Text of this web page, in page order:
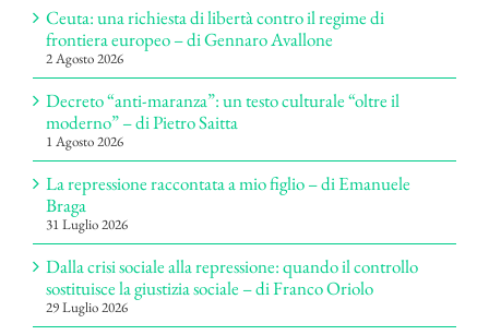
Ceuta: una richiesta di libertà contro il regime di
frontiera europeo – di Gennaro Avallone
2 Agosto 2026
Decreto “anti-maranza”: un testo culturale “oltre il
moderno” – di Pietro Saitta
1 Agosto 2026
La repressione raccontata a mio figlio – di Emanuele
Braga
31 Luglio 2026
Dalla crisi sociale alla repressione: quando il controllo
sostituisce la giustizia sociale – di Franco Oriolo
29 Luglio 2026